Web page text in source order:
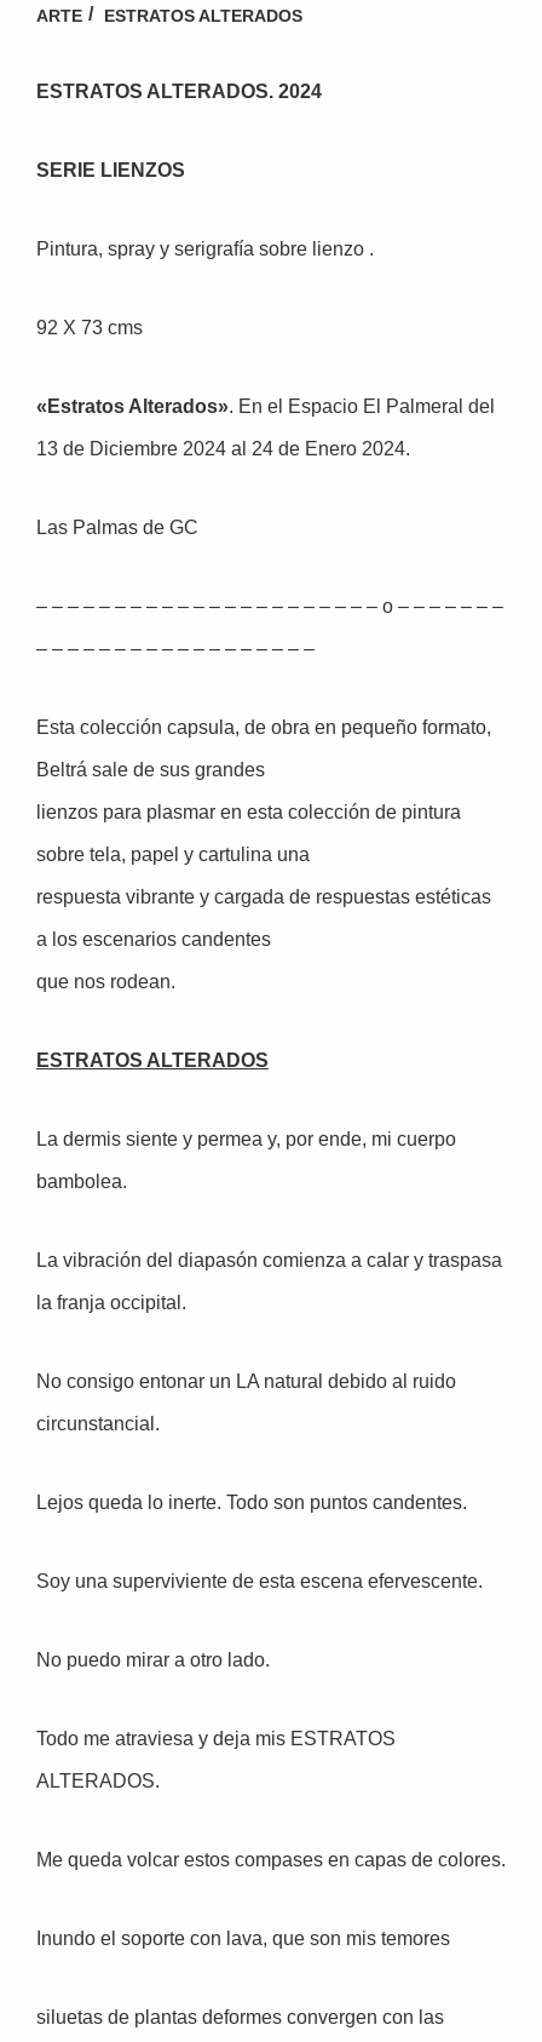
ARTE ESTRATOS ALTERADOS
ESTRATOS ALTERADOS. 2024
SERIE LIENZOS
Pintura, spray y serigrafía sobre lienzo .
92 X 73 cms
«Estratos Alterados». En el Espacio El Palmeral del
13 de Diciembre 2024 al 24 de Enero 2024.
Las Palmas de GC
– – – – – – – – – – – – – – – – – – – – – – o – – – – – – –
– – – – – – – – – – – – – – – – – –
Esta colección capsula, de obra en pequeño formato,
Beltrá sale de sus grandes
lienzos para plasmar en esta colección de pintura
sobre tela, papel y cartulina una
respuesta vibrante y cargada de respuestas estéticas
a los escenarios candentes
que nos rodean.
ESTRATOS ALTERADOS
La dermis siente y permea y, por ende, mi cuerpo
bambolea.
La vibración del diapasón comienza a calar y traspasa
la franja occipital.
No consigo entonar un LA natural debido al ruido
circunstancial.
Lejos queda lo inerte. Todo son puntos candentes.
Soy una superviviente de esta escena efervescente.
No puedo mirar a otro lado.
Todo me atraviesa y deja mis ESTRATOS
ALTERADOS.
Me queda volcar estos compases en capas de colores.
Inundo el soporte con lava, que son mis temores
siluetas de plantas deformes convergen con las